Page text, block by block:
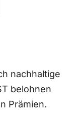
nachhaltige
belohnen
Prämien.